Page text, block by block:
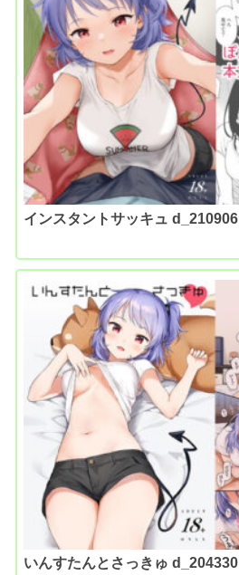
インスタントサッキュ d_210906
いんすたんとさっきゅ d_204330